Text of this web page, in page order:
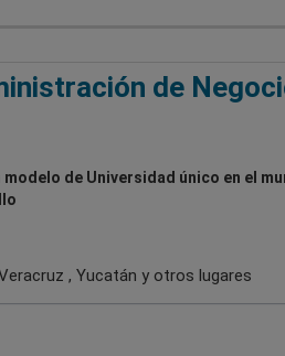
de
modelo de Universidad único en el
, Yucatán y otros lugares